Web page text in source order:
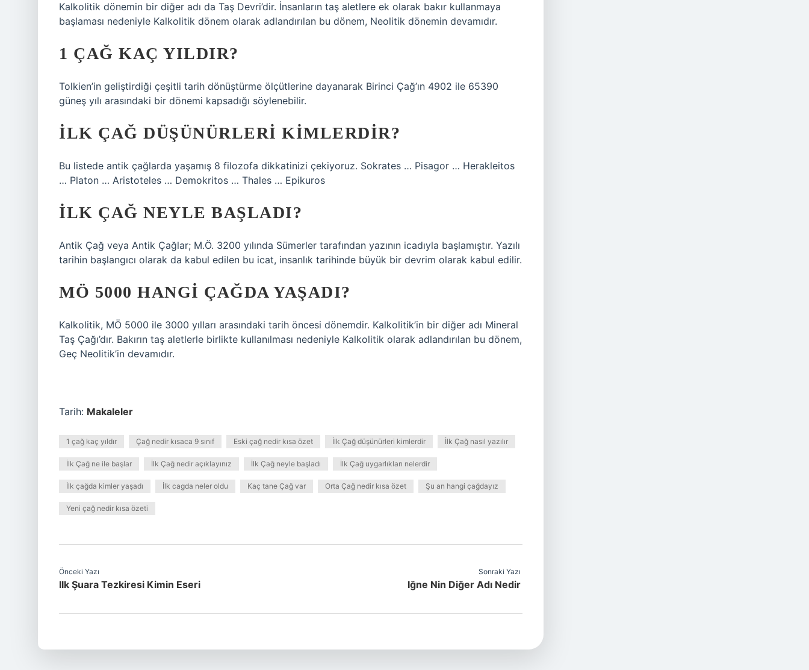
Kalkolitik dönemin bir diğer adı da Taş Devri’dir. İnsanların taş aletlere ek olarak bakır kullanmaya
başlaması nedeniyle Kalkolitik dönem olarak adlandırılan bu dönem, Neolitik dönemin devamıdır.
1 ÇAĞ KAÇ YILDIR?
Tolkien’in geliştirdiği çeşitli tarih dönüştürme ölçütlerine dayanarak Birinci Çağ’ın 4902 ile 65390
güneş yılı arasındaki bir dönemi kapsadığı söylenebilir.
İLK ÇAĞ DÜŞÜNÜRLERI KIMLERDIR?
Bu listede antik çağlarda yaşamış 8 filozofa dikkatinizi çekiyoruz. Sokrates … Pisagor … Herakleitos
… Platon … Aristoteles … Demokritos … Thales … Epikuros
İLK ÇAĞ NEYLE BAŞLADI?
Antik Çağ veya Antik Çağlar; M.Ö. 3200 yılında Sümerler tarafından yazının icadıyla başlamıştır. Yazılı
tarihin başlangıcı olarak da kabul edilen bu icat, insanlık tarihinde büyük bir devrim olarak kabul edilir.
MÖ 5000 HANGI ÇAĞDA YAŞADI?
Kalkolitik, MÖ 5000 ile 3000 yılları arasındaki tarih öncesi dönemdir. Kalkolitik’in bir diğer adı Mineral
Taş Çağı’dır. Bakırın taş aletlerle birlikte kullanılması nedeniyle Kalkolitik olarak adlandırılan bu dönem,
Geç Neolitik’in devamıdır.
Tarih: Makaleler
1 çağ kaç yıldır Çağ nedir kısaca 9 sınıf Eski çağ nedir kısa özet İlk Çağ düşünürleri kimlerdir İlk Çağ nasıl yazılır
İlk Çağ ne ile başlar İlk Çağ nedir açıklayınız İlk Çağ neyle başladı İlk Çağ uygarlıkları nelerdir
İlk çağda kimler yaşadı İlk cagda neler oldu Kaç tane Çağ var Orta Çağ nedir kısa özet Şu an hangi çağdayız
Yeni çağ nedir kısa özeti
Önceki Yazı
Ilk Şuara Tezkiresi Kimin Eseri
Sonraki Yazı
Iğne Nin Diğer Adı Nedir